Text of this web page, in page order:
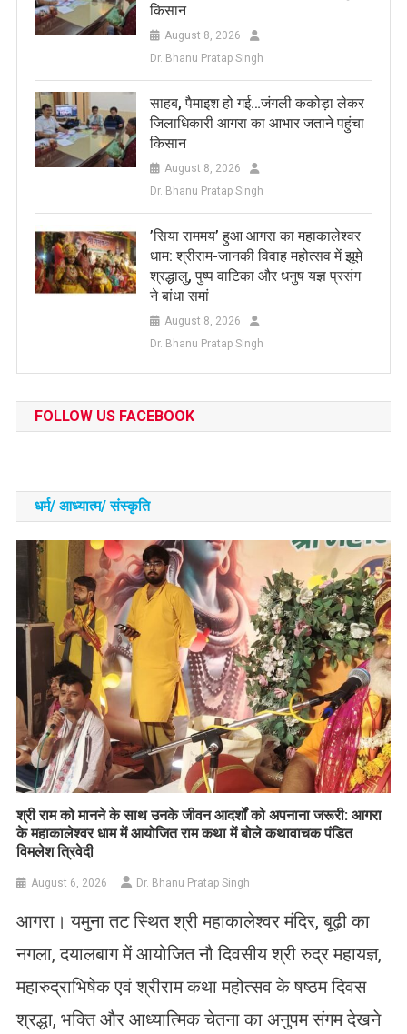
किसान
August 8, 2026
Dr. Bhanu Pratap Singh
साहब, पैमाइश हो गई…जंगली ककोड़ा लेकर
जिलाधिकारी आगरा का आभार जताने पहुंचा
किसान
August 8, 2026
Dr. Bhanu Pratap Singh
​’सिया राममय’ हुआ आगरा का महाकालेश्वर
धाम: श्रीराम-जानकी विवाह महोत्सव में झूमे
श्रद्धालु, पुष्प वाटिका और धनुष यज्ञ प्रसंग
ने बांधा समां
August 8, 2026
Dr. Bhanu Pratap Singh
FOLLOW US FACEBOOK
धर्म/ आध्‍यात्‍म/ संस्‍कृति
​श्री राम को मानने के साथ उनके जीवन आदर्शों को अपनाना जरूरी: आगरा
के महाकालेश्वर धाम में आयोजित राम कथा में बोले कथावाचक पंडित
विमलेश त्रिवेदी
August 6, 2026 Dr. Bhanu Pratap Singh
आगरा। यमुना तट स्थित श्री महाकालेश्वर मंदिर, बूढ़ी का
नगला, दयालबाग में आयोजित नौ दिवसीय श्री रुद्र महायज्ञ,
महारुद्राभिषेक एवं श्रीराम कथा महोत्सव के षष्ठम दिवस
श्रद्धा, भक्ति और आध्यात्मिक चेतना का अनुपम संगम देखने